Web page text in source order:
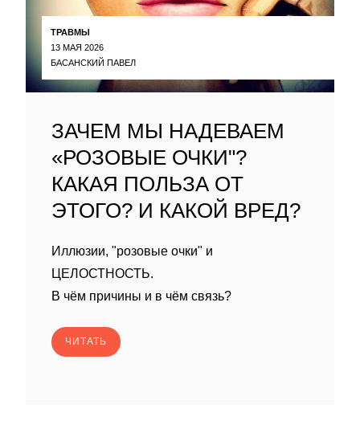
ТРАВМЫ
13 МАЯ 2026
БАСАНСКИЙ ПАВЕЛ
ЗАЧЕМ МЫ НАДЕВАЕМ
«РОЗОВЫЕ ОЧКИ"?
КАКАЯ ПОЛЬЗА ОТ
ЭТОГО? И КАКОЙ ВРЕД?
Иллюзии, "розовые очки" и
ЦЕЛОСТНОСТЬ.
В чём причины и в чём связь?
ЧИТАТЬ